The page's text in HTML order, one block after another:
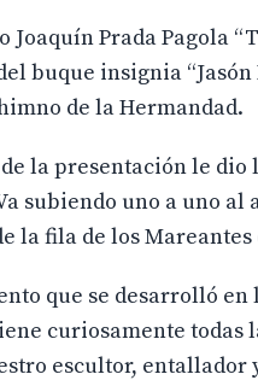
Joaquín Prada Pagola
buque insignia
de la Hermandad.
de la presentación le
subiendo uno a uno al
la fila de los Mareantes
que se desarrolló
curiosamente todas
escultor,